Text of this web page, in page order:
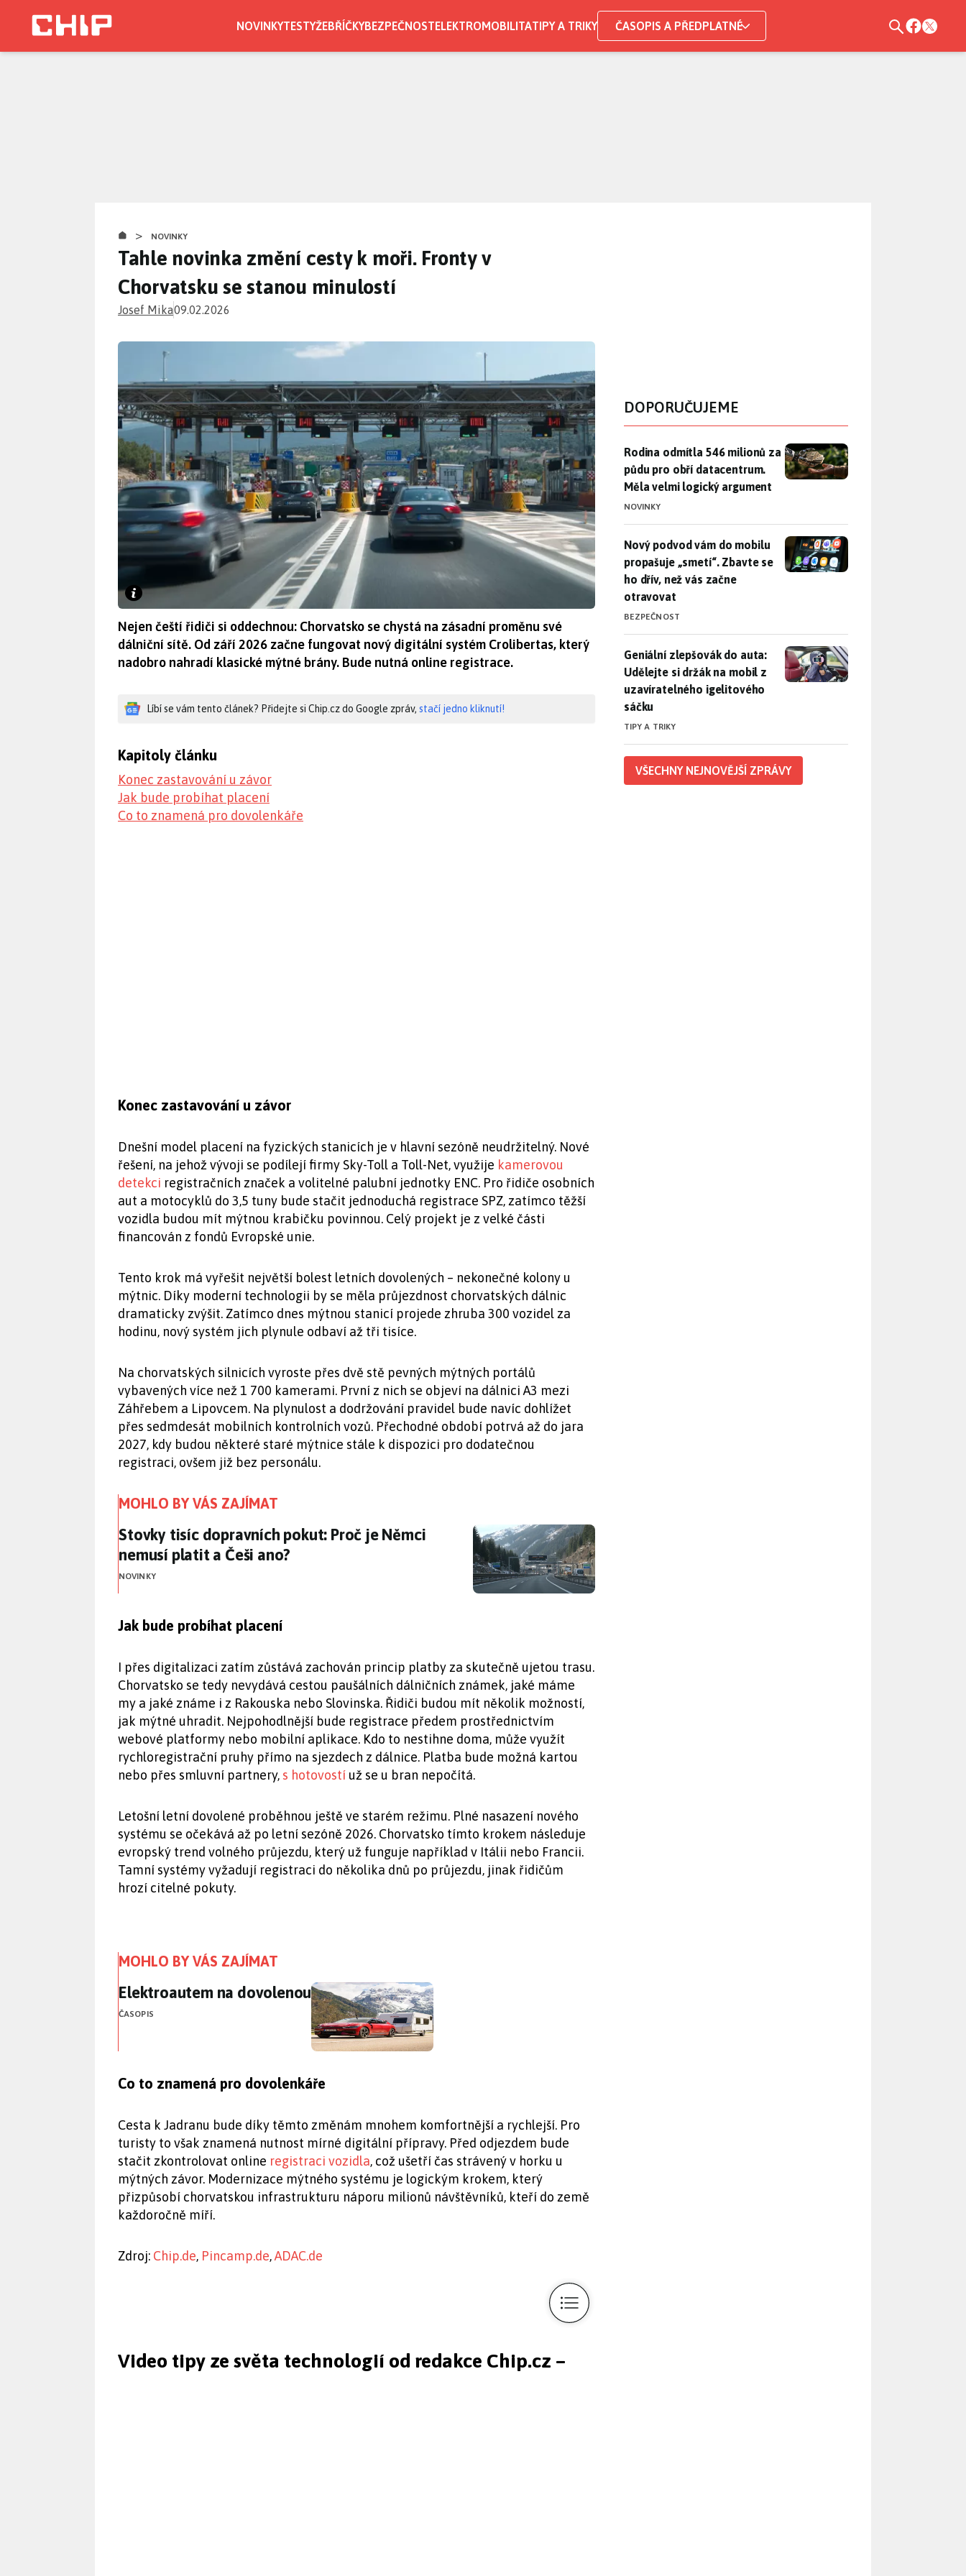
NOVINKYTESTYŽEBŘÍČKYBEZPEČNOSTELEKTROMOBILITATIPY A TRIKY ČASOPIS A PŘEDPLATNÉ
> NOVINKY
Tahle novinka změní cesty k moři. Fronty v
Chorvatsku se stanou minulostí
Josef Mika09.02.2026
Nejen čeští řidiči si oddechnou: Chorvatsko se chystá na zásadní proměnu své
dálniční sítě. Od září 2026 začne fungovat nový digitální systém Crolibertas, který
nadobro nahradí klasické mýtné brány. Bude nutná online registrace.
Líbí se vám tento článek? Přidejte si Chip.cz do Google zpráv, stačí jedno kliknutí!
Kapitoly článku
Konec zastavování u závor
Jak bude probíhat placení
Co to znamená pro dovolenkáře
Konec zastavování u závor
Dnešní model placení na fyzických stanicích je v hlavní sezóně neudržitelný. Nové
řešení, na jehož vývoji se podílejí firmy Sky-Toll a Toll-Net, využije kamerovou
detekci registračních značek a volitelné palubní jednotky ENC. Pro řidiče osobních
aut a motocyklů do 3,5 tuny bude stačit jednoduchá registrace SPZ, zatímco těžší
vozidla budou mít mýtnou krabičku povinnou. Celý projekt je z velké části
financován z fondů Evropské unie.
Tento krok má vyřešit největší bolest letních dovolených – nekonečné kolony u
mýtnic. Díky moderní technologii by se měla průjezdnost chorvatských dálnic
dramaticky zvýšit. Zatímco dnes mýtnou stanicí projede zhruba 300 vozidel za
hodinu, nový systém jich plynule odbaví až tři tisíce.
Na chorvatských silnicích vyroste přes dvě stě pevných mýtných portálů
vybavených více než 1 700 kamerami. První z nich se objeví na dálnici A3 mezi
Záhřebem a Lipovcem. Na plynulost a dodržování pravidel bude navíc dohlížet
přes sedmdesát mobilních kontrolních vozů. Přechodné období potrvá až do jara
2027, kdy budou některé staré mýtnice stále k dispozici pro dodatečnou
registraci, ovšem již bez personálu.
MOHLO BY VÁS ZAJÍMAT
Stovky tisíc dopravních pokut: Proč je Němci nemusí platit a Češi ano?
Stovky tisíc dopravních pokut: Proč je Němci
nemusí platit a Češi ano?
NOVINKY
Jak bude probíhat placení
I přes digitalizaci zatím zůstává zachován princip platby za skutečně ujetou trasu.
Chorvatsko se tedy nevydává cestou paušálních dálničních známek, jaké máme
my a jaké známe i z Rakouska nebo Slovinska. Řidiči budou mít několik možností,
jak mýtné uhradit. Nejpohodlnější bude registrace předem prostřednictvím
webové platformy nebo mobilní aplikace. Kdo to nestihne doma, může využít
rychloregistrační pruhy přímo na sjezdech z dálnice. Platba bude možná kartou
nebo přes smluvní partnery, s hotovostí už se u bran nepočítá.
Letošní letní dovolené proběhnou ještě ve starém režimu. Plné nasazení nového
systému se očekává až po letní sezóně 2026. Chorvatsko tímto krokem následuje
evropský trend volného průjezdu, který už funguje například v Itálii nebo Francii.
Tamní systémy vyžadují registraci do několika dnů po průjezdu, jinak řidičům
hrozí citelné pokuty.
MOHLO BY VÁS ZAJÍMAT
Elektroautem na dovolenou
Elektroautem na dovolenou
ČASOPIS
Co to znamená pro dovolenkáře
Cesta k Jadranu bude díky těmto změnám mnohem komfortnější a rychlejší. Pro
turisty to však znamená nutnost mírné digitální přípravy. Před odjezdem bude
stačit zkontrolovat online registraci vozidla, což ušetří čas strávený v horku u
mýtných závor. Modernizace mýtného systému je logickým krokem, který
přizpůsobí chorvatskou infrastrukturu náporu milionů návštěvníků, kteří do země
každoročně míří.
Zdroj: Chip.de, Pincamp.de,ADAC.de
Video tipy ze světa technologií od redakce Chip.cz –
DOPORUČUJEME
Rodina odmítla 546 milionů za půdu pro obří datacentrum. Měla
Rodina odmítla 546 milionů za
půdu pro obří datacentrum.
Měla velmi logický argument
NOVINKY
Nový podvod vám do mobilu propašuje „smetí“. Zbavte se ho dřív,
Nový podvod vám do mobilu
propašuje „smetí“. Zbavte se
ho dřív, než vás začne
otravovat
BEZPEČNOST
Geniální zlepšovák do auta: Udělejte si držák na mobil z
Geniální zlepšovák do auta:
Udělejte si držák na mobil z
uzavíratelného igelitového
sáčku
TIPY A TRIKY
VŠECHNY NEJNOVĚJŠÍ ZPRÁVY